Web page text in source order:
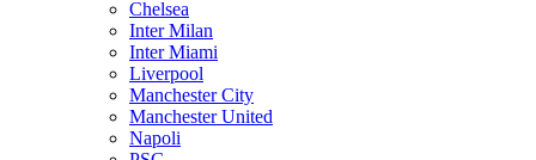
Chelsea
Inter Milan
Inter Miami
Liverpool
Manchester City
Manchester United
Napoli